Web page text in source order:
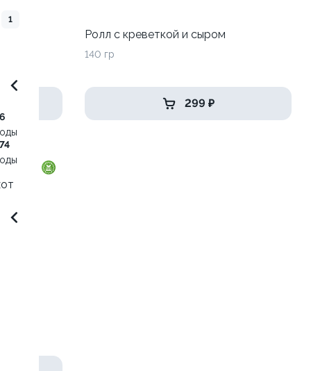
1
Ролл с креветкой и сыром
140 гр
299 ₽